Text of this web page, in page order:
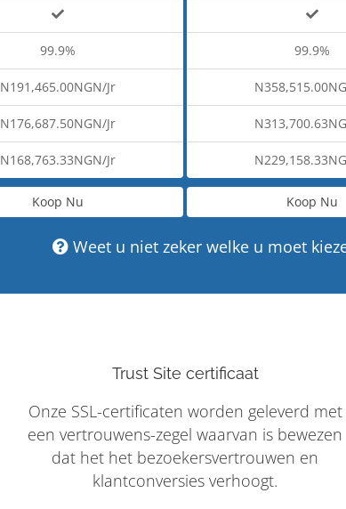
99.9%
N191,465.00NGN/Jr
N176,687.50NGN/Jr
N168,763.33NGN/Jr
Koop Nu
99.9%
Koop Nu
Weet u niet zeker welke u moet
Trust Site certificaat
Onze SSL-certificaten worden geleverd met
een vertrouwens-zegel waarvan is bewezen
dat het het bezoekersvertrouwen en
klantconversies verhoogt.